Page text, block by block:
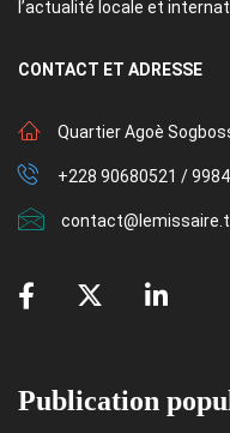
l’actualité locale et
CONTACT ET ADRESSE
Quartier Agoè
+228 90680521 /
Publication